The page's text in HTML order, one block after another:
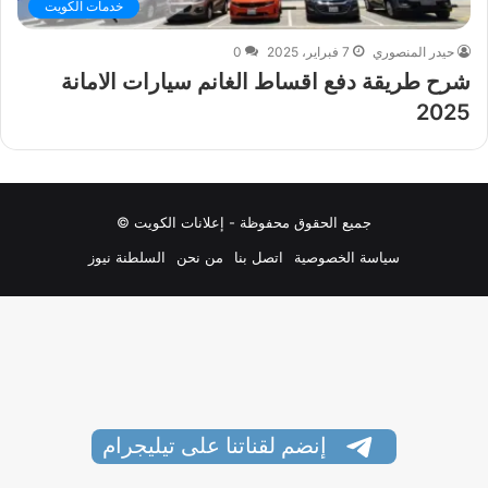
خدمات الكويت
حيدر المنصوري 7 فبراير، 2025 0
شرح طريقة دفع اقساط الغانم سيارات الامانة
2025
جميع الحقوق محفوظة - إعلانات الكويت ©
سياسة الخصوصية
اتصل بنا من نحن السلطنة نيوز
إنضم لقناتنا على تيليجرام